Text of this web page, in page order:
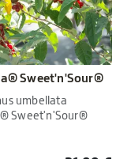
Sweet'n'Sour®
umbellata
Sweet'n'Sour®